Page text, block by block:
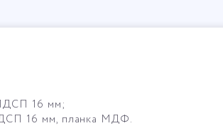
16 мм;
16 мм, планка МДФ.